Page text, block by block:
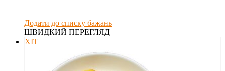
Додати до списку бажань
ШВИДКИЙ ПЕРЕГЛЯД
ХІТ